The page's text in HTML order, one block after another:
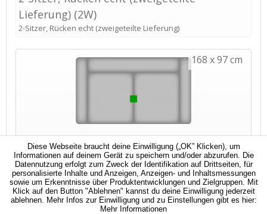
Diese Webseite braucht deine Einwilligung („OK” Klicken), um
Informationen auf deinem Gerät zu speichern und/oder abzurufen. Die
Datennutzung erfolgt zum Zweck der Identifikation auf Drittseiten, für
personalisierte Inhalte und Anzeigen, Anzeigen- und Inhaltsmessungen
sowie um Erkenntnisse über Produktentwicklungen und Zielgruppen. Mit
Klick auf den Button "Ablehnen" kannst du deine Einwilligung jederzeit
ablehnen. Mehr Infos zur Einwilligung und zu Einstellungen gibt es hier:
Mehr Informationen